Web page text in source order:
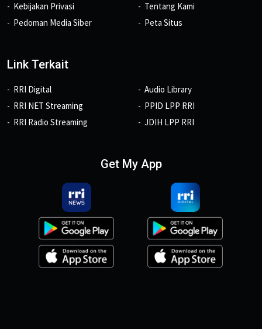
Kebijakan Privasi
Pedoman Media Siber
Tentang Kami
Peta Situs
Link Terkait
RRI Digital
RRI NET Streaming
RRI Radio Streaming
Audio Library
PPID LPP RRI
JDIH LPP RRI
Get My App